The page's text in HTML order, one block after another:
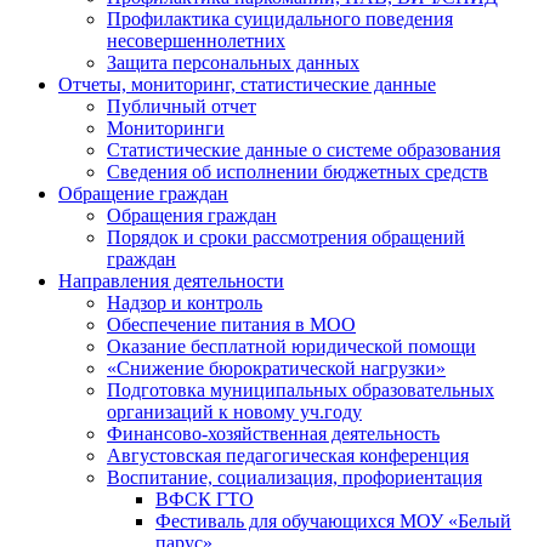
Профилактика суицидального поведения
несовершеннолетних
Защита персональных данных
Отчеты, мониторинг, статистические данные
Публичный отчет
Мониторинги
Статистические данные о системе образования
Сведения об исполнении бюджетных средств
Обращение граждан
Обращения граждан
Порядок и сроки рассмотрения обращений
граждан
Направления деятельности
Надзор и контроль
Обеспечение питания в МОО
Оказание бесплатной юридической помощи
«Снижение бюрократической нагрузки»
Подготовка муниципальных образовательных
организаций к новому уч.году
Финансово-хозяйственная деятельность
Августовская педагогическая конференция
Воспитание, социализация, профориентация
ВФСК ГТО
Фестиваль для обучающихся МОУ «Белый